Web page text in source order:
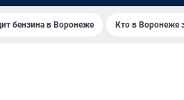
бензина в Воронеже Кто в Воронеже